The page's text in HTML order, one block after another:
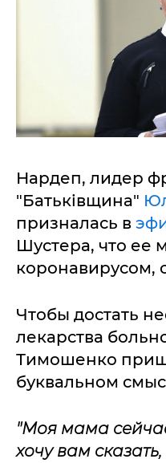
Нардеп, лидер
"Батьківщина"
призналась в
Шустера, что ее
коронавирусом,
Чтобы достать
лекарства
Тимошенко
буквальном
"Моя мама
хочу вам